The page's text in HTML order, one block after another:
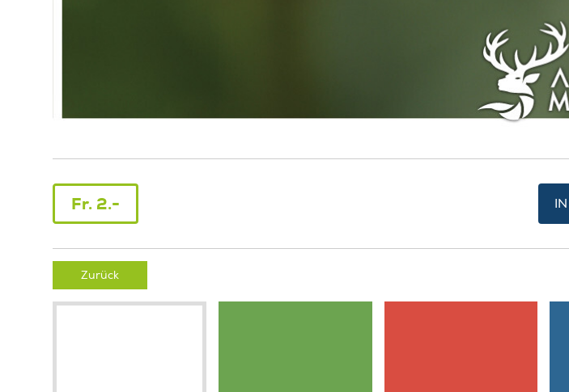
Fr. 2.-
Zurück